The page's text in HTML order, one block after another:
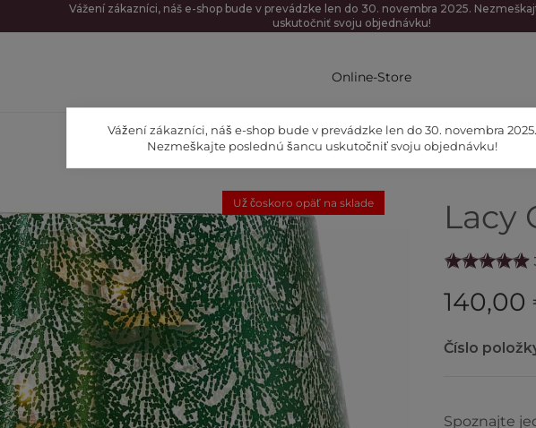
Vážení zákazníci, náš e-shop bude v prevádzke len do 30. novembra 2025.
uskutočniť svoju objednávku!
Online-Store
Už čoskoro opäť na sklade Lacy
140,00
Číslo
Spoznajte
Vážení zákazníci, náš e-shop bude v prevádzke len do 30. novembra 2025.
Nezmeškajte poslednú šancu uskutočniť svoju objednávku!